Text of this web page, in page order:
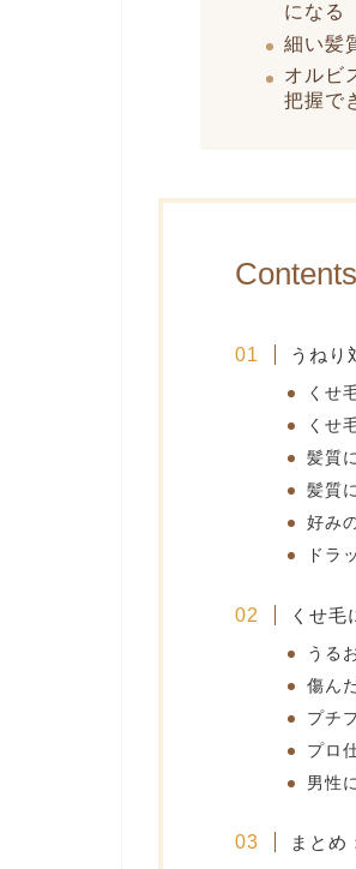
になる
細い髪
オルビ
把握で
Contents
うねり
くせ
くせ
髪質
髪質
好み
ドラ
くせ毛
うる
傷ん
プチ
プロ
男性
まとめ